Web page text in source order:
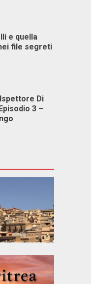
e quella
file segreti
Di
3 –